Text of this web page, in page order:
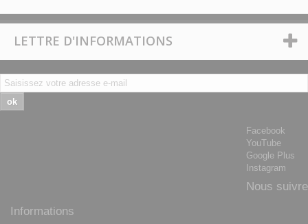
LETTRE D'INFORMATIONS
ok
Facebook
YouTube
Google Plus
Instagram
Nous suivre
Informations